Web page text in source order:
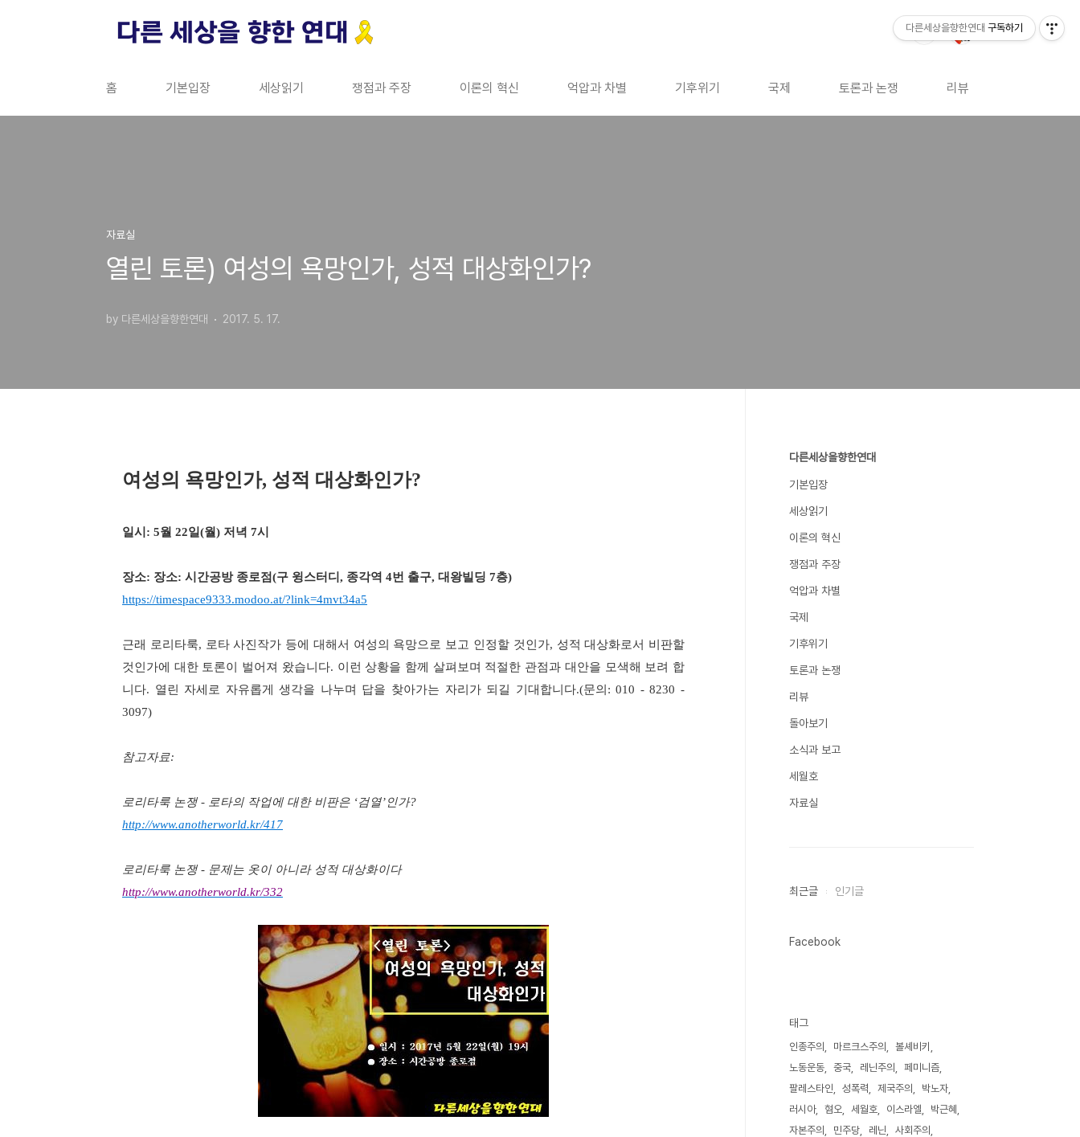
홈 기본입장 세상읽기 쟁점과 주장 이론의 혁신 억압과 차별 기후위기 국제 토론과 논쟁 리뷰
자료실
열린 토론) 여성의 욕망인가, 성적 대상화인가?
by 다른세상을향한연대 2017. 5. 17.
여성의 욕망인가, 성적 대상화인가?
일시 : 5월 22일(월) 저녁 7시
장소: 장소: 시간공방 종로점(구 윙스터디 , 종각역 4번 출구, 대왕빌딩 7층)
https://timespace9333.modoo.at/?link=4mvt34a5
근래 로리타룩, 로타 사진작가 등에 대해서 여성의 욕망으로 보고 인정할 것인가, 성적 대상화로서 비판할
것인가에 대한 토론이 벌어져 왔습니다. 이런 상황을 함께 살펴보며 적절한 관점과 대안을 모색해 보려 합
니다. 열린 자세로 자유롭게 생각을 나누며 답을 찾아가는 자리가 되길 기대합니다.(문의 : 010 - 8230 -
3097)
참고자료:
로리타룩 논쟁- 로타의 작업에 대한 비판은 ‘검열’인가?
http://www.anotherworld.kr/417
로리타룩 논쟁- 문제는 옷이 아니라 성적 대상화이다
http://www.anotherworld.kr/332
다른세상을향한연대
기본입장
세상읽기
이론의 혁신
쟁점과 주장
억압과 차별
국제
기후위기
토론과 논쟁
리뷰
돌아보기
소식과 보고
세월호
자료실
최근글 인기글
Facebook
태그
인종주의 마르크스주의
볼셰비키
노동운동
중국 레닌주의
페미니즘
팔레스타인
성폭력 제국주의
박노자
러시아
혐오 세월호 이스라엘
박근혜
자본주의
민주당 레닌
사회주의
다른세상을향한연대 구독하기